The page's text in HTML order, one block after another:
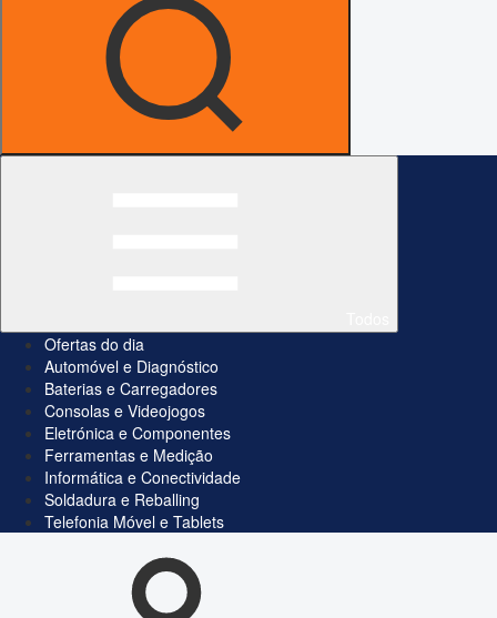
Ofertas do dia
Automóvel e Diagnóstico
Baterias e Carregadores
Consolas e Videojogos
Eletrónica e Componentes
Ferramentas e Medição
Informática e Conectividade
Soldadura e Reballing
Telefonia Móvel e Tablets